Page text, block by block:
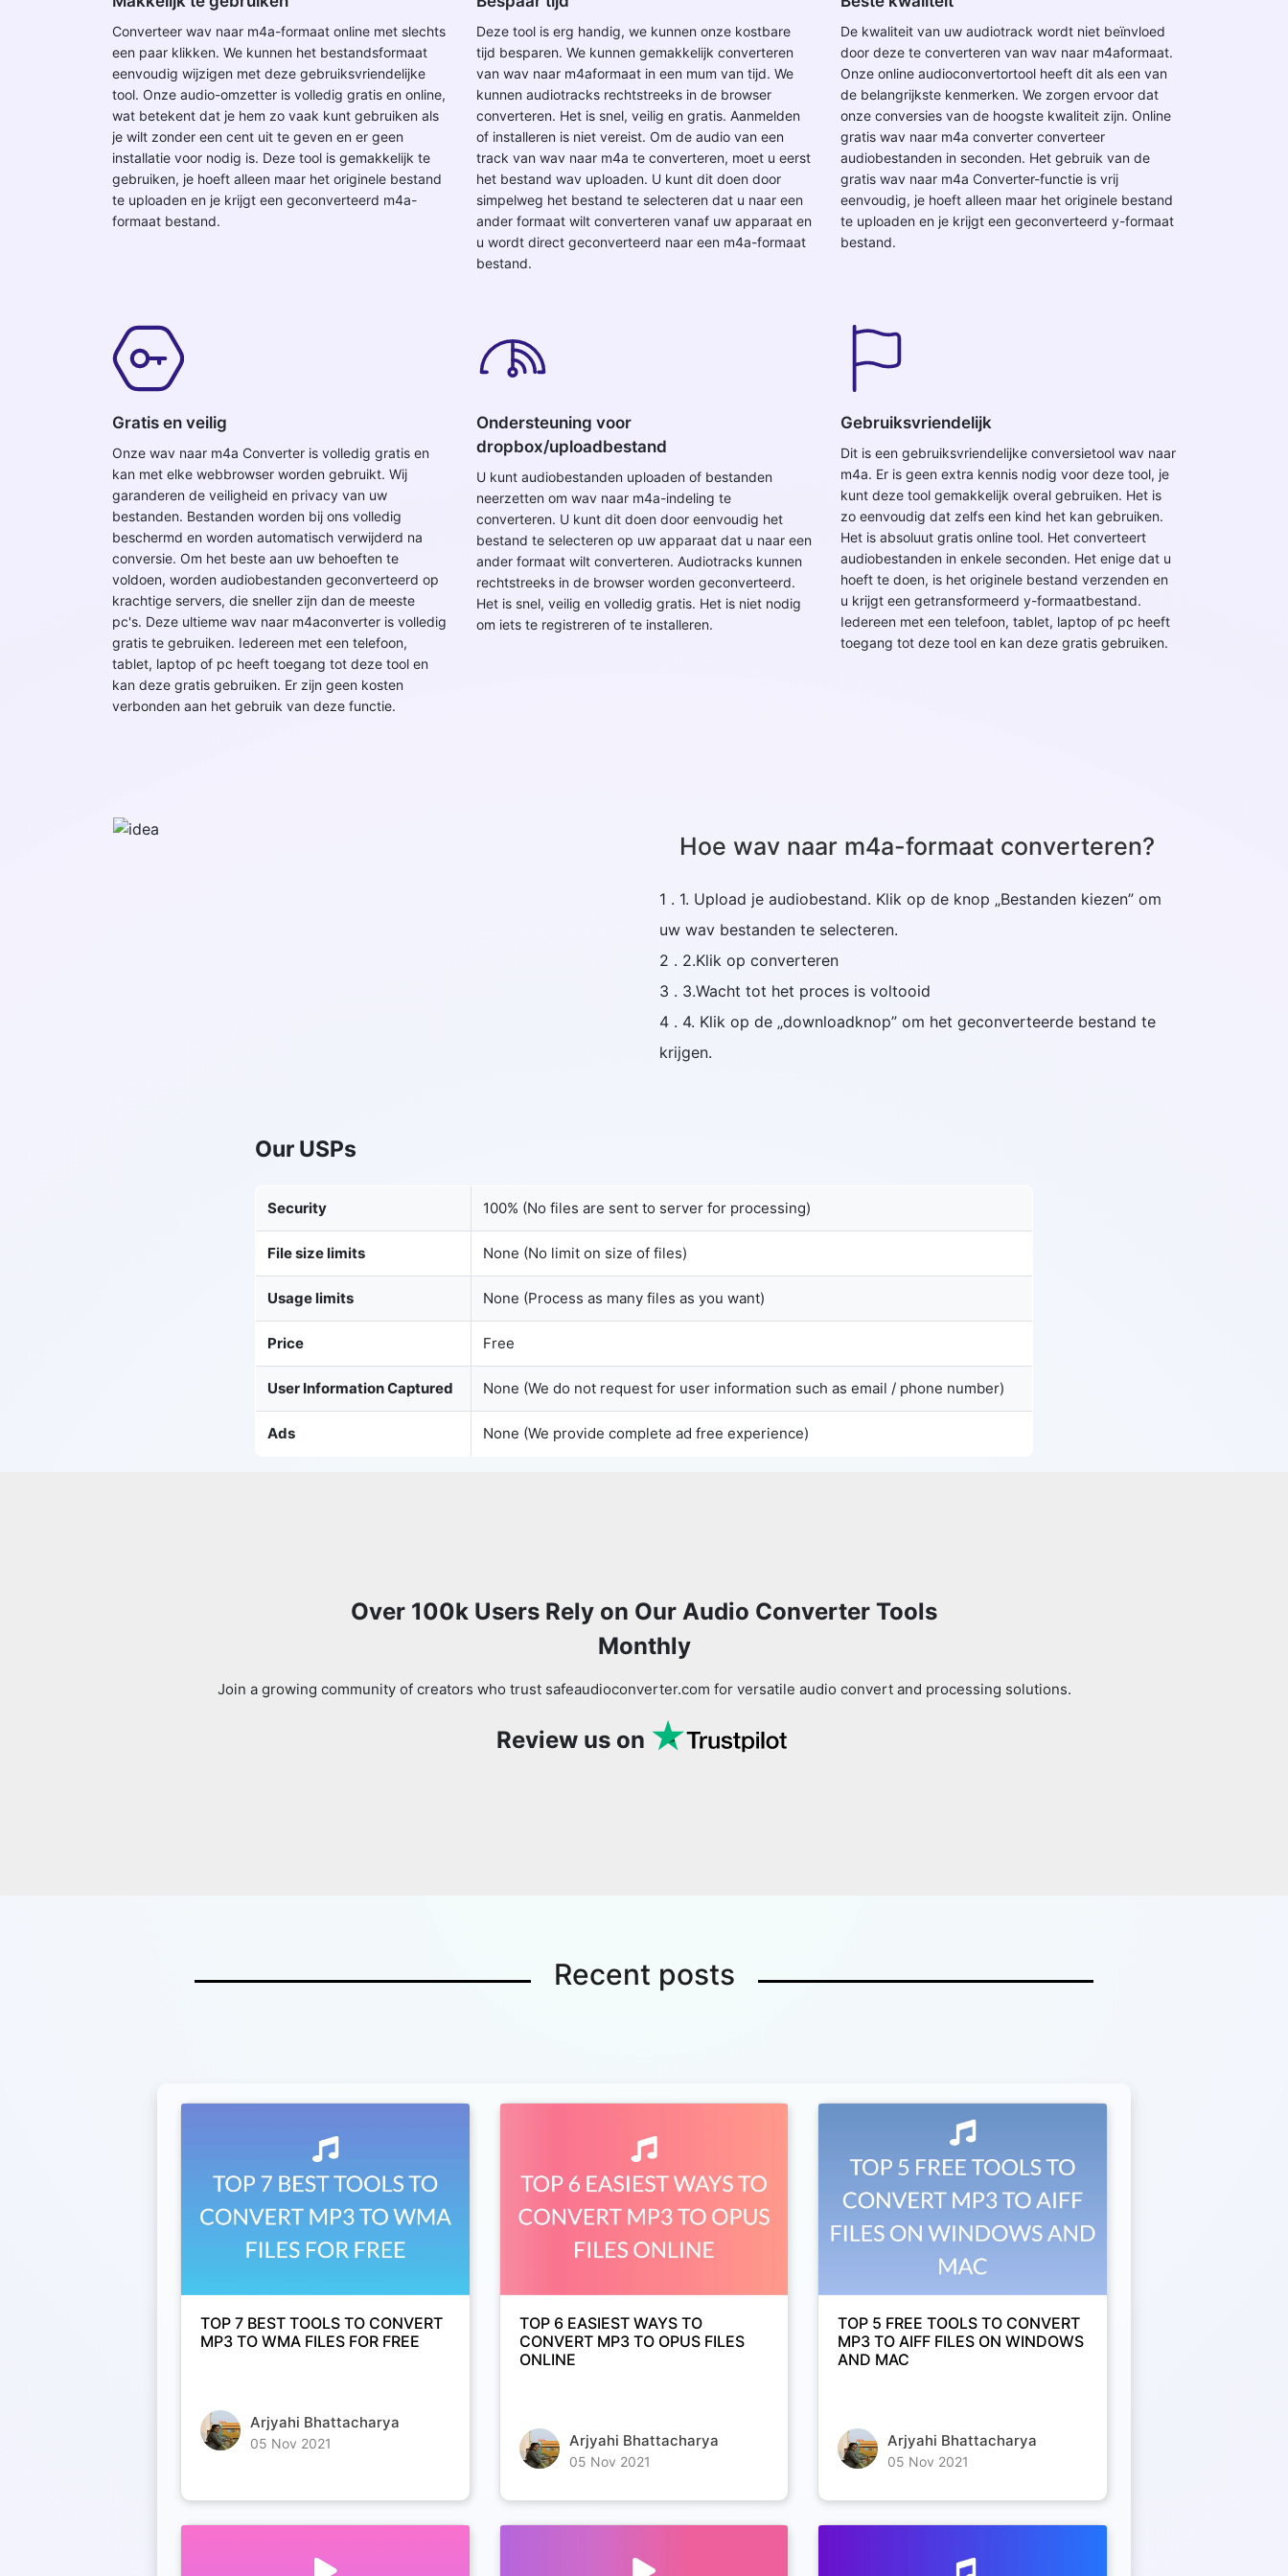
Copy Link
Converteer wav naar m4a-formaat online met slechts
een paar klikken. We kunnen het bestandsformaat
eenvoudig wijzigen met deze gebruiksvriendelijke
tool. Onze audio-omzetter is volledig gratis en online,
wat betekent dat je hem zo vaak kunt gebruiken als
je wilt zonder een cent uit te geven en er geen
installatie voor nodig is. Deze tool is gemakkelijk te
gebruiken, je hoeft alleen maar het originele bestand
te uploaden en je krijgt een geconverteerd m4a-
formaat bestand.
Deze tool is erg handig, we kunnen onze kostbare
tijd besparen. We kunnen gemakkelijk converteren
van wav naar m4aformaat in een mum van tijd. We
kunnen audiotracks rechtstreeks in de browser
converteren. Het is snel, veilig en gratis. Aanmelden
of installeren is niet vereist. Om de audio van een
track van wav naar m4a te converteren, moet u eerst
het bestand wav uploaden. U kunt dit doen door
simpelweg het bestand te selecteren dat u naar een
ander formaat wilt converteren vanaf uw apparaat en
u wordt direct geconverteerd naar een m4a-formaat
bestand.
De kwaliteit van uw audiotrack wordt niet beïnvloed
door deze te converteren van wav naar m4aformaat.
Onze online audioconvertortool heeft dit als een van
de belangrijkste kenmerken. We zorgen ervoor dat
onze conversies van de hoogste kwaliteit zijn. Online
gratis wav naar m4a converter converteer
audiobestanden in seconden. Het gebruik van de
gratis wav naar m4a Converter-functie is vrij
eenvoudig, je hoeft alleen maar het originele bestand
te uploaden en je krijgt een geconverteerd y-formaat
bestand.
Gratis en veilig
Onze wav naar m4a Converter is volledig gratis en
kan met elke webbrowser worden gebruikt. Wij
garanderen de veiligheid en privacy van uw
bestanden. Bestanden worden bij ons volledig
beschermd en worden automatisch verwijderd na
conversie. Om het beste aan uw behoeften te
voldoen, worden audiobestanden geconverteerd op
krachtige servers, die sneller zijn dan de meeste
pc's. Deze ultieme wav naar m4aconverter is volledig
gratis te gebruiken. Iedereen met een telefoon,
tablet, laptop of pc heeft toegang tot deze tool en
kan deze gratis gebruiken. Er zijn geen kosten
verbonden aan het gebruik van deze functie.
Ondersteuning voor
dropbox/uploadbestand
U kunt audiobestanden uploaden of bestanden
neerzetten om wav naar m4a-indeling te
converteren. U kunt dit doen door eenvoudig het
bestand te selecteren op uw apparaat dat u naar een
ander formaat wilt converteren. Audiotracks kunnen
rechtstreeks in de browser worden geconverteerd.
Het is snel, veilig en volledig gratis. Het is niet nodig
om iets te registreren of te installeren.
Gebruiksvriendelijk
Dit is een gebruiksvriendelijke conversietool wav naar
m4a. Er is geen extra kennis nodig voor deze tool, je
kunt deze tool gemakkelijk overal gebruiken. Het is
zo eenvoudig dat zelfs een kind het kan gebruiken.
Het is absoluut gratis online tool. Het converteert
audiobestanden in enkele seconden. Het enige dat u
hoeft te doen, is het originele bestand verzenden en
u krijgt een getransformeerd y-formaatbestand.
Iedereen met een telefoon, tablet, laptop of pc heeft
toegang tot deze tool en kan deze gratis gebruiken.
Hoe wav naar m4a-formaat converteren?
1 . 1. Upload je audiobestand. Klik op de knop „Bestanden kiezen” om
uw wav bestanden te selecteren.
2 . 2.Klik op converteren
3 . 3.Wacht tot het proces is voltooid
4 . 4. Klik op de „downloadknop” om het geconverteerde bestand te
krijgen.
Our USPs
Security 100% (No files are sent to server for processing)
File size limits None (No limit on size of files)
Usage limits None (Process as many files as you want)
Price Free
User Information Captured None (We do not request for user information such as email / phone number)
Ads None (We provide complete ad free experience)
Over 100k Users Rely on Our Audio Converter Tools
Monthly
Join a growing community of creators who trust safeaudioconverter.com for versatile audio convert and processing solutions.
Review us on
Recent posts
TOP 7 BEST TOOLS TO CONVERT
MP3 TO WMA FILES FOR FREE
Arjyahi Bhattacharya
05 Nov 2021
TOP 6 EASIEST WAYS TO
CONVERT MP3 TO OPUS FILES
ONLINE
Arjyahi Bhattacharya
05 Nov 2021
TOP 5 FREE TOOLS TO CONVERT
MP3 TO AIFF FILES ON WINDOWS
AND MAC
Arjyahi Bhattacharya
05 Nov 2021